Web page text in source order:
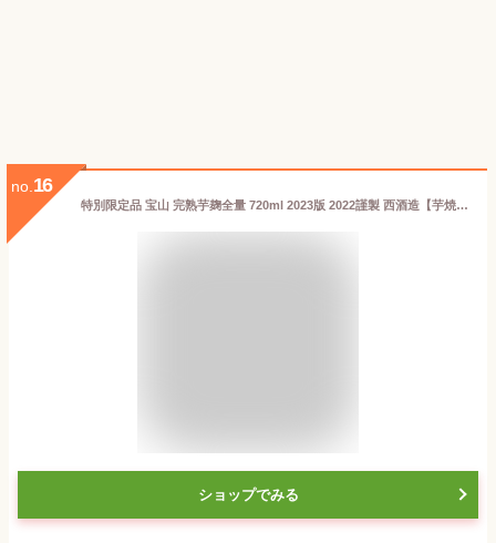
no. 16
特別限定品 宝山 完熟芋麹全量 720ml 2023版 2022謹製 西酒造【芋焼酎】ほうざん かんじゅくいも いもこうじぜんりょう 鹿児島 2022春 初リリース 原料芋 芋麹 薩摩芋 黄金千貫100％使用 出来高アルコール度数 25度 黒麹 常圧単式蒸留 HOUZAN 数量限定品
ショップでみる